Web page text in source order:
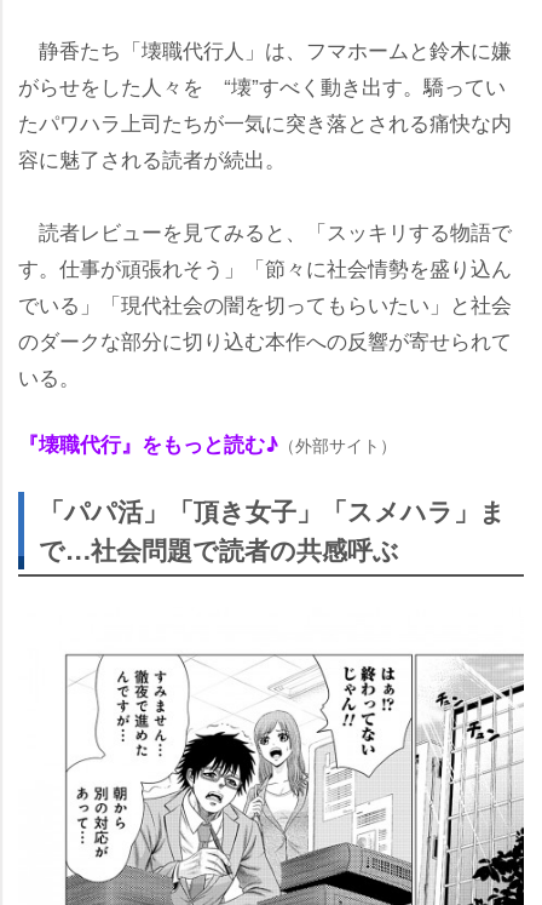
静香たち「壊職代行人」は、フマホームと鈴木に嫌
がらせをした人々を “壊”すべく動き出す。驕ってい
たパワハラ上司たちが一気に突き落とされる痛快な内
容に魅了される読者が続出。
読者レビューを見てみると、「スッキリする物語で
す。仕事が頑張れそう」「節々に社会情勢を盛り込ん
でいる」「現代社会の闇を切ってもらいたい」と社会
のダークな部分に切り込む本作への反響が寄せられて
いる。
『壊職代行』をもっと読む♪ （外部サイト）
「パパ活」「頂き女子」「スメハラ」ま
で…社会問題で読者の共感呼ぶ